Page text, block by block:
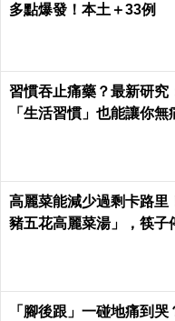
多點爆發！本土＋33例
習慣吞止痛藥？最新研究
「生活習慣」也能讓你無
高麗菜能減少過剩卡路里
豬五花高麗菜湯」，筷子
「腳後跟」一碰地痛到